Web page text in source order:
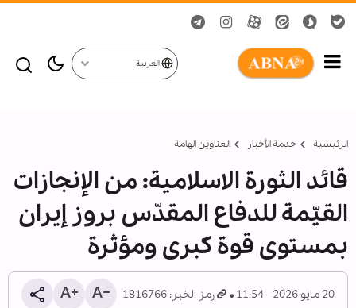
العربية
الرئيسية خدمة الأخبار العناوين الهامة
قائد الثورة الاسلامية: من الإنجازات
القيّمة للدفاع المقدّس بروز إيران
بمستوى قوة كبرى ومؤثرة
20 مايو 2026 - 11:54 رمز الخبر: 1816766